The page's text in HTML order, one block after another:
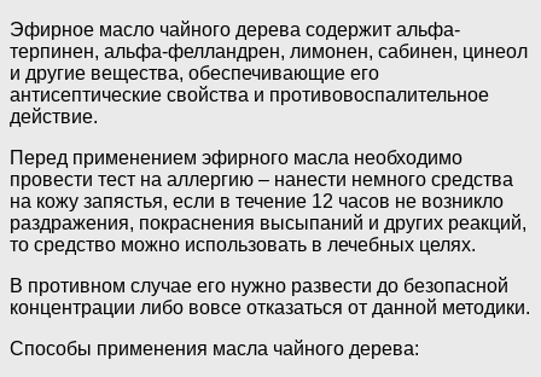
Эфирное масло чайного дерева содержит альфа-
терпинен, альфа-фелландрен, лимонен, сабинен, цинеол
и другие вещества, обеспечивающие его
антисептические свойства и противовоспалительное
действие.
Перед применением эфирного масла необходимо
провести тест на аллергию – нанести немного средства
на кожу запястья, если в течение 12 часов не возникло
раздражения, покраснения высыпаний и других реакций,
то средство можно использовать в лечебных целях.
В противном случае его нужно развести до безопасной
концентрации либо вовсе отказаться от данной методики.
Способы применения масла чайного дерева: